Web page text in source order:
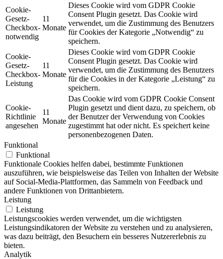
Cookie-
Gesetz-
Checkbox-
notwendig
11
Monate
Dieses Cookie wird vom GDPR Cookie
Consent Plugin gesetzt. Das Cookie wird
verwendet, um die Zustimmung des Benutzers
für Cookies der Kategorie „Notwendig“ zu
speichern.
Cookie-
Gesetz-
Checkbox-
Leistung
11
Monate
Dieses Cookie wird vom GDPR Cookie
Consent Plugin gesetzt. Das Cookie wird
verwendet, um die Zustimmung des Benutzers
für die Cookies in der Kategorie „Leistung“ zu
speichern.
Cookie-
Richtlinie
angesehen
11
Monate
Das Cookie wird vom GDPR Cookie Consent
Plugin gesetzt und dient dazu, zu speichern, ob
der Benutzer der Verwendung von Cookies
zugestimmt hat oder nicht. Es speichert keine
personenbezogenen Daten.
Funktional
Funktional
Funktionale Cookies helfen dabei, bestimmte Funktionen
auszuführen, wie beispielsweise das Teilen von Inhalten der Website
auf Social-Media-Plattformen, das Sammeln von Feedback und
andere Funktionen von Drittanbietern.
Leistung
Leistung
Leistungscookies werden verwendet, um die wichtigsten
Leistungsindikatoren der Website zu verstehen und zu analysieren,
was dazu beiträgt, den Besuchern ein besseres Nutzererlebnis zu
bieten.
Analytik